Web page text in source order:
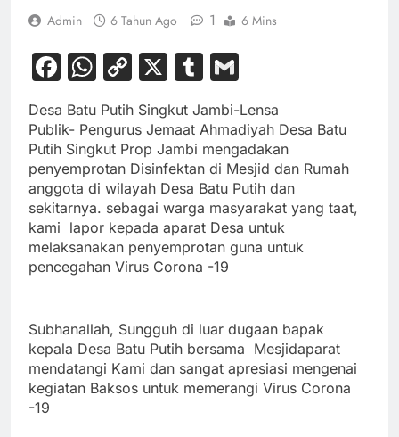
Admin 6 Tahun Ago 1 6 Mins
Facebook
WhatsApp
Copy
Link
X Tumblr
Desa Batu Putih Singkut Jambi-Lensa
Publik- Pengurus Jemaat Ahmadiyah Desa Batu
Putih Singkut Prop Jambi mengadakan
penyemprotan Disinfektan di Mesjid dan Rumah
anggota di wilayah Desa Batu Putih dan
sekitarnya. sebagai warga masyarakat yang taat,
kami lapor kepada aparat Desa untuk
melaksanakan penyemprotan guna untuk
pencegahan Virus Corona -19
Subhanallah, Sungguh di luar dugaan bapak
kepala Desa Batu Putih bersama Mesjidaparat
mendatangi Kami dan sangat apresiasi mengenai
kegiatan Baksos untuk memerangi Virus Corona
-19